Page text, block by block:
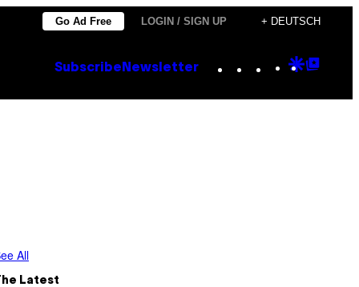
Go Ad Free LOGIN / SIGN UP + DEUTSCH
Subscribe Newsletter Instagram
TikTok
YouTube
Google
All
Latest